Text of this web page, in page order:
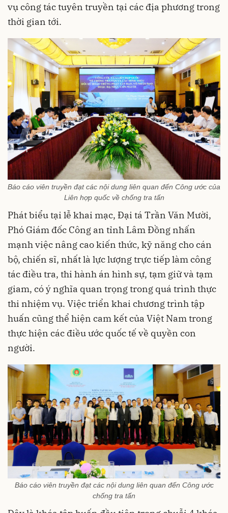
vụ công tác tuyên truyền tại các địa phương trong
thời gian tới.
Báo cáo viên truyền đạt các nội dung liên quan đến Công ước của
Liên hợp quốc về chống tra tấn
Phát biểu tại lễ khai mạc, Đại tá Trần Văn Mười,
Phó Giám đốc Công an tỉnh Lâm Đồng nhấn
mạnh việc nâng cao kiến thức, kỹ năng cho cán
bộ, chiến sĩ, nhất là lực lượng trực tiếp làm công
tác điều tra, thi hành án hình sự, tạm giữ và tạm
giam, có ý nghĩa quan trọng trong quá trình thực
thi nhiệm vụ. Việc triển khai chương trình tập
huấn cũng thể hiện cam kết của Việt Nam trong
thực hiện các điều ước quốc tế về quyền con
người.
Báo cáo viên truyền đạt các nội dung liên quan đến Công ước
chống tra tấn